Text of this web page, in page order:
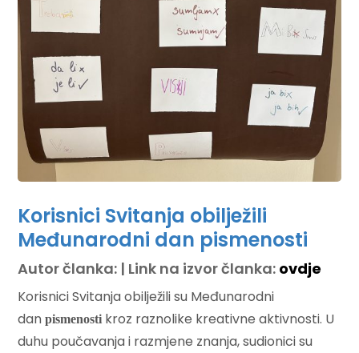
Korisnici Svitanja obilježili
Međunarodni dan pismenosti
Autor članka: | Link na izvor članka: ovdje
Korisnici Svitanja obilježili su Međunarodni
dan pismenosti kroz raznolike kreativne aktivnosti. U
duhu poučavanja i razmjene znanja, sudionici su